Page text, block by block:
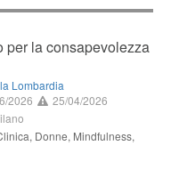
per la consapevolezza
Lombardia
2026
25/04/2026
Donne, Mindfulness,